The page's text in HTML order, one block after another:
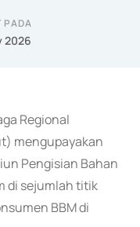
PADA
2026
Regional
mengupayakan
Pengisian Bahan
di sejumlah titik
BBM di